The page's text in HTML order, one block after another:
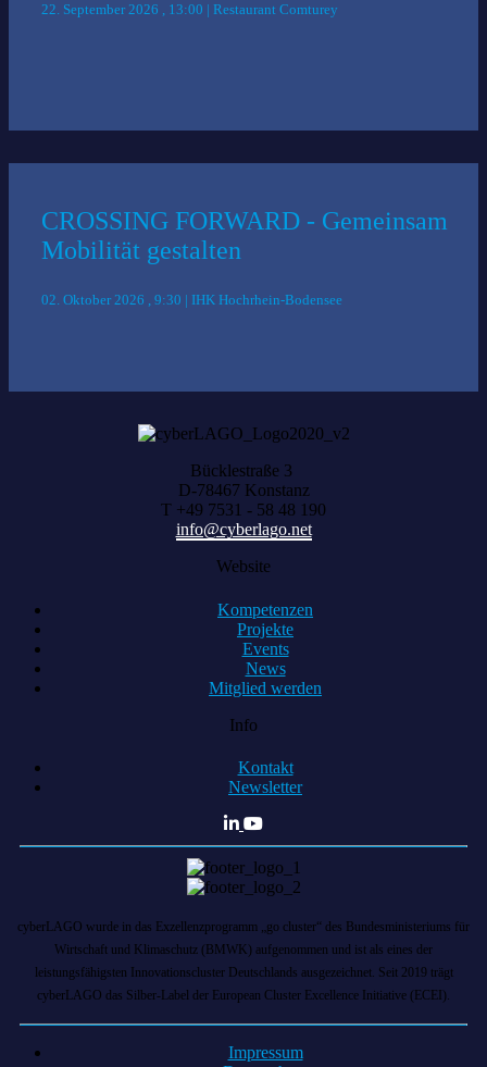
22. September 2026 , 13:00 | Restaurant Comturey
CROSSING FORWARD - Gemeinsam
Mobilität gestalten
02. Oktober 2026 , 9:30 | IHK Hochrhein-Bodensee
Bücklestraße 3
D-78467 Konstanz
T +49 7531 - 58 48 190
info@cyberlago.net
Website
Kompetenzen
Projekte
Events
News
Mitglied werden
Info
Kontakt
Newsletter
cyberLAGO wurde in das Exzellenzprogramm „go cluster“ des Bundesministeriums für
Wirtschaft und Klimaschutz (BMWK) aufgenommen und ist als eines der
leistungsfähigsten Innovationscluster Deutschlands ausgezeichnet. Seit 2019 trägt
cyberLAGO das Silber-Label der European Cluster Excellence Initiative (ECEI).
Impressum